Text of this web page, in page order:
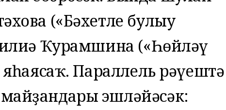
(«Бәхетле булыу
Ҡурамшина («Һөйләү
яһаясаҡ. Параллель рәүештә
эшләйәсәк: